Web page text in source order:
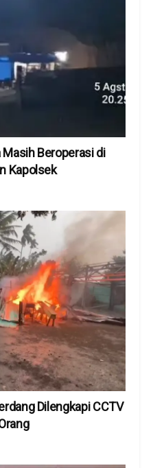
Masih Beroperasi di
Kapolsek
Dilengkapi CCTV